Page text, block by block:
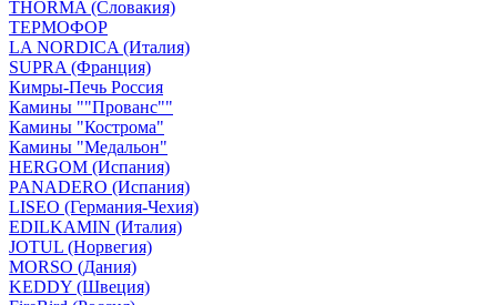
THORMA (Словакия)
ТЕРМОФОР
LA NORDICA (Италия)
SUPRA (Франция)
Кимры-Печь Россия
Камины ""Прованс""
Камины "Кострома"
Камины "Медальон"
HERGOM (Испания)
PANADERO (Испания)
LISEO (Германия-Чехия)
EDILKAMIN (Италия)
JOTUL (Норвегия)
MORSO (Дания)
KEDDY (Швеция)